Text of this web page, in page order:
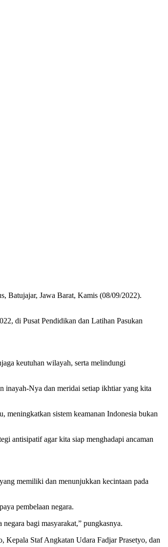
Batujajar, Jawa Barat, Kamis (08/09/2022).
di Pusat Pendidikan dan Latihan Pasukan
keutuhan wilayah, serta melindungi
inayah-Nya dan meridai setiap ikhtiar yang kita
meningkatkan sistem keamanan Indonesia bukan
antisipatif agar kita siap menghadapi ancaman
memiliki dan menunjukkan kecintaan pada
pembelaan negara.
bagi masyarakat,” pungkasnya.
Staf Angkatan Udara Fadjar Prasetyo, dan